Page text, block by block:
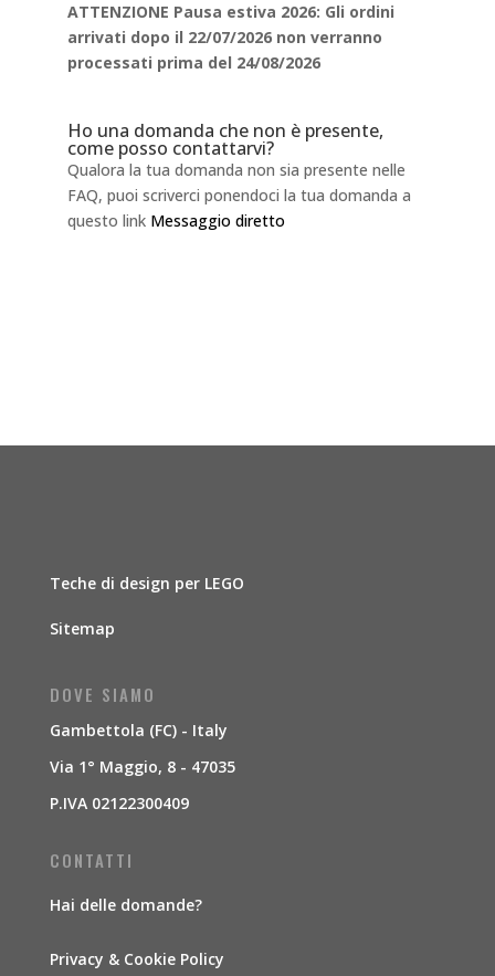
ATTENZIONE Pausa estiva 2026: Gli ordini
arrivati dopo il 22/07/2026 non verranno
processati prima del 24/08/2026
Ho una domanda che non è presente,
come posso contattarvi?
Qualora la tua domanda non sia presente nelle
FAQ, puoi scriverci ponendoci la tua domanda a
questo link Messaggio diretto
Teche di design per LEGO
Sitemap
DOVE SIAMO
Gambettola (FC) - Italy
Via 1° Maggio, 8 - 47035
P.IVA 02122300409
CONTATTI
Hai delle domande?
Privacy & Cookie Policy